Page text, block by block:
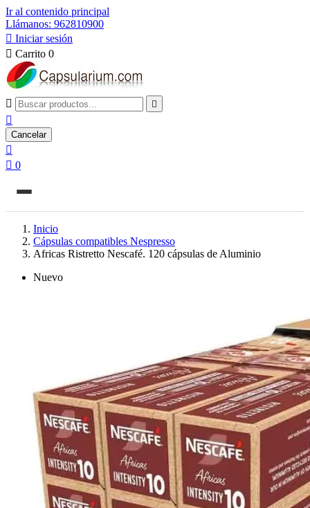
Ir al contenido principal
Llámanos: 962810900
 Iniciar sesión
 Carrito 0
 

Cancelar

 0
Inicio
Cápsulas compatibles Nespresso
Africas Ristretto Nescafé. 120 cápsulas de Aluminio
Nuevo